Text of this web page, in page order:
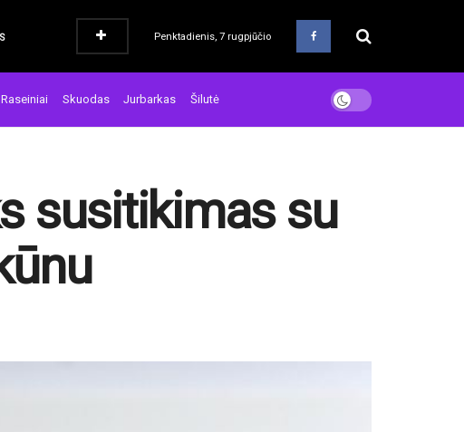
Penktadienis, 7 rugpjūčio
Raseiniai Skuodas Jurbarkas Šilutė
susitikimas su